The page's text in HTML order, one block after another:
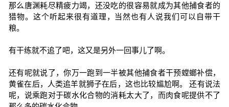
那么唐渊耗尽精疲力竭，还没吃的很容易就成为其他捕食者的
猎物。这个听起来很有道理，当然也有人说我们可以自带干
粮。
有干练就不追了吧，这又是另外一回事儿了啊。
还有呢就说了，你万一跑到一半被其他捕食者干预螳螂补偿，
黄雀在后，人类追羊就狮子在后，这也比较尴尬啊。 还有说法
呢，说乘跑对于碳水化合物的消耗太大了，而肉食呢提供不了